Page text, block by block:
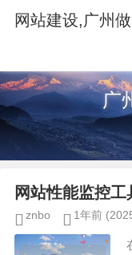
网站建设,广州
广
网站性能监控
znbo 1年前